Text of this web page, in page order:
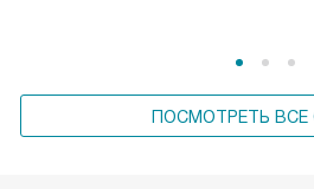
ПОСМОТРЕТЬ ВСЕ